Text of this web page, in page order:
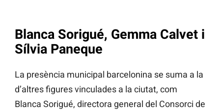
Blanca Sorigué, Gemma Calvet i
Sílvia Paneque
La presència municipal barcelonina se suma a la
d’altres figures vinculades a la ciutat, com
Blanca Sorigué, directora general del Consorci de